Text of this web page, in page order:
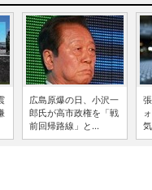
広島原爆の日、小沢一
郎氏が高市政権を「戦
前回帰路線」と...